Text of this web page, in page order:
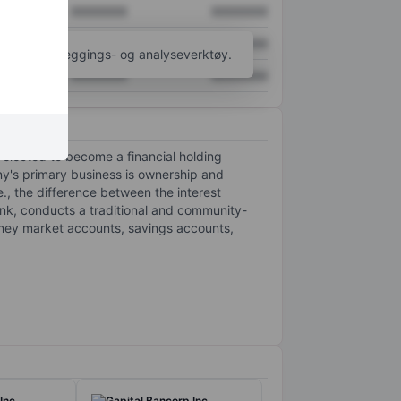
XXXXXXX XXXXXXX
flere kartleggings- og analyseverktøy.
to become a financial holding
primary business is ownership and
the difference between the interest
conducts a traditional and community-
market accounts, savings accounts,